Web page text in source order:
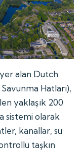
alan Dutch
Hatları),
yaklaşık 200
sistemi olarak
kanallar, su
taşkın